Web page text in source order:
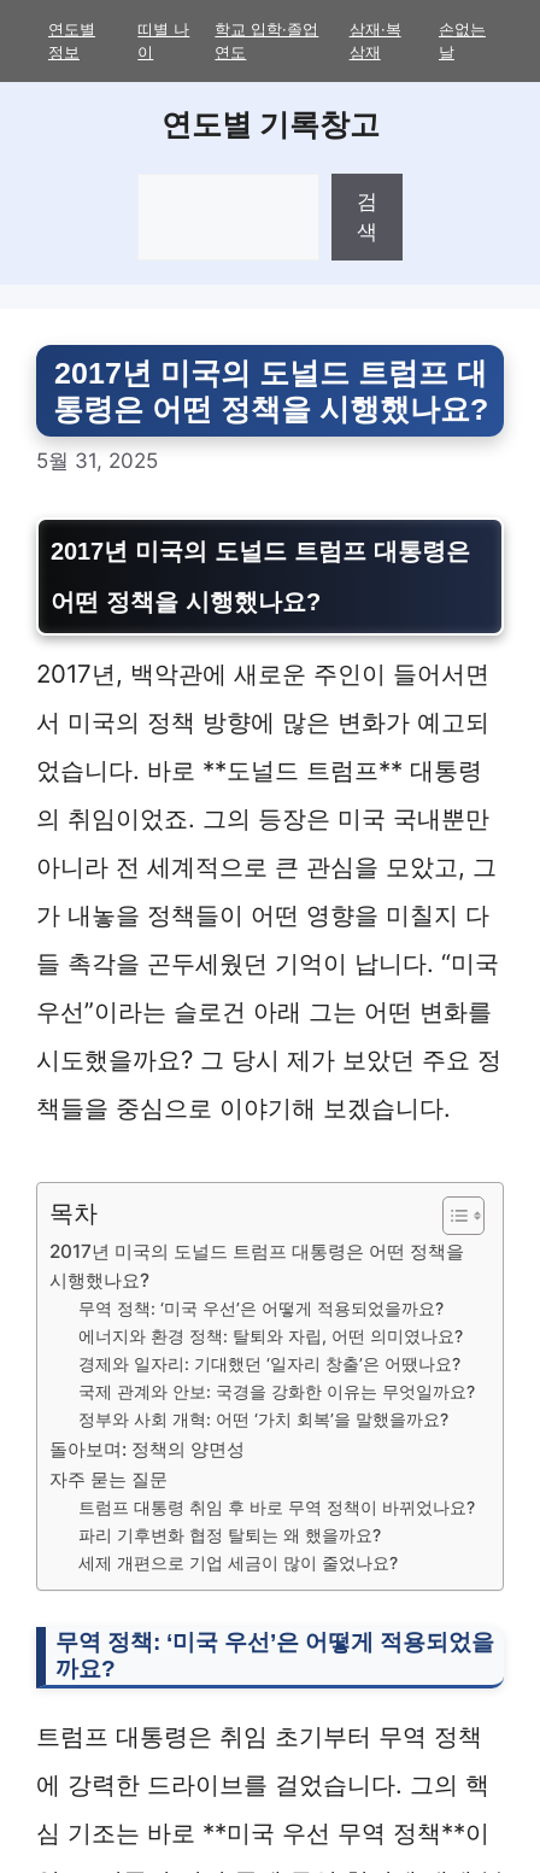
연도별
정보
띠별 나
이
학교 입학·졸업
연도
삼재·복
삼재
손없는
날
연도별 기록창고
검
색
2017년 미국의 도널드 트럼프 대
통령은 어떤 정책을 시행했나요?
5월 31, 2025
2017년 미국의 도널드 트럼프 대통령은
어떤 정책을 시행했나요?
2017년, 백악관에 새로운 주인이 들어서면
서 미국의 정책 방향에 많은 변화가 예고되
었습니다. 바로 **도널드 트럼프** 대통령
의 취임이었죠. 그의 등장은 미국 국내뿐만
아니라 전 세계적으로 큰 관심을 모았고, 그
가 내놓을 정책들이 어떤 영향을 미칠지 다
들 촉각을 곤두세웠던 기억이 납니다. “미국
우선”이라는 슬로건 아래 그는 어떤 변화를
시도했을까요? 그 당시 제가 보았던 주요 정
책들을 중심으로 이야기해 보겠습니다.
목차
2017년 미국의 도널드 트럼프 대통령은 어떤 정책을
시행했나요?
무역 정책: ‘미국 우선’은 어떻게 적용되었을까요?
에너지와 환경 정책: 탈퇴와 자립, 어떤 의미였나요?
경제와 일자리: 기대했던 ‘일자리 창출’은 어땠나요?
국제 관계와 안보: 국경을 강화한 이유는 무엇일까요?
정부와 사회 개혁: 어떤 ‘가치 회복’을 말했을까요?
돌아보며: 정책의 양면성
자주 묻는 질문
트럼프 대통령 취임 후 바로 무역 정책이 바뀌었나요?
파리 기후변화 협정 탈퇴는 왜 했을까요?
세제 개편으로 기업 세금이 많이 줄었나요?
무역 정책: ‘미국 우선’은 어떻게 적용되었을
까요?
트럼프 대통령은 취임 초기부터 무역 정책
에 강력한 드라이브를 걸었습니다. 그의 핵
심 기조는 바로 **미국 우선 무역 정책**이